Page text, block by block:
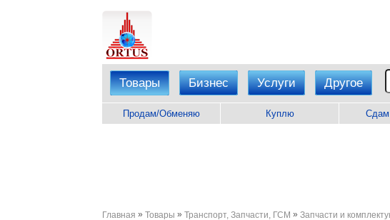
Товары Бизнес Услуги Другое
Продам/Обменяю Куплю Сдам
Главная » Товары » Транспорт, Запчасти, ГСМ » Запчасти и